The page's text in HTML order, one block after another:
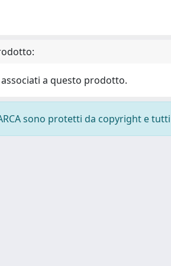
a questo prodotto.
sono protetti da copyright e